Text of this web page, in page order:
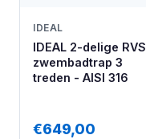
IDEAL
IDEAL 2-delige RVS
zwembadtrap 3
treden - AISI 316
€649,00